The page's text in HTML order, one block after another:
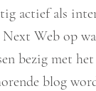
actief als
Web op
bezig met
blog